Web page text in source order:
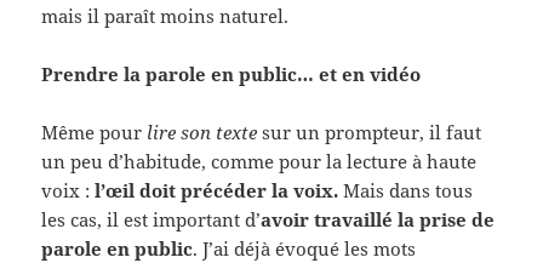
mais il paraît moins naturel.
Prendre la parole en public… et en vidéo
Même pour lire son texte sur un prompteur, il faut
un peu d’habitude, comme pour la lecture à haute
voix :l’œil doit précéder la voix. Mais dans tous
les cas, il est important d’avoir travaillé la prise de
parole en public. J’ai déjà évoqué les mots